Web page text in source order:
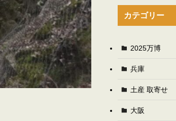
カテゴリー
2025万博
兵庫
土産 取寄せ
大阪